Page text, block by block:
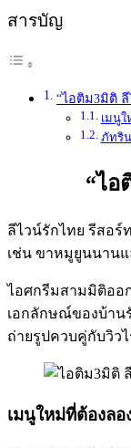
สารบัญ
“ไอติม3มิติ
เมนู
ภัทริ
“ไอ
ลีไวน์รักไทย รีสอร์
เช่น ขาหมูยูนนานแ
ไอศกรีมสามมิติออ
เอกลักษณ์ของบ้าน
ถ่ายรูปควบคู่กับวิว
เมนูใหม่ที่ต้องล